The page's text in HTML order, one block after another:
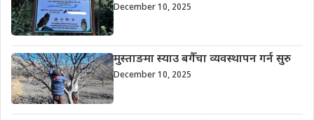
December 10, 2025
मुस्ताङमा स्याउ बगैँचा व्यवस्थापन गर्न सुरु
December 10, 2025